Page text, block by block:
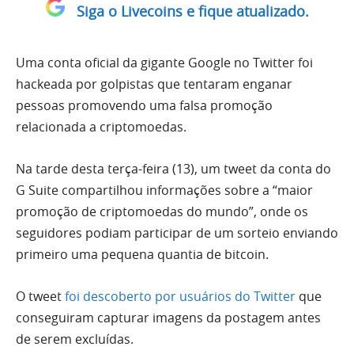
Siga o Livecoins e fique atualizado.
Uma conta oficial da gigante Google no Twitter foi
hackeada por golpistas que tentaram enganar
pessoas promovendo uma falsa promoção
relacionada a criptomoedas.
Na tarde desta terça-feira (13), um tweet da conta do
G Suite compartilhou informações sobre a “maior
promoção de criptomoedas do mundo”, onde os
seguidores podiam participar de um sorteio enviando
primeiro uma pequena quantia de bitcoin.
O tweetfoi descoberto por usuários do Twitter que
conseguiram capturar imagens da postagem antes
de serem excluídas.